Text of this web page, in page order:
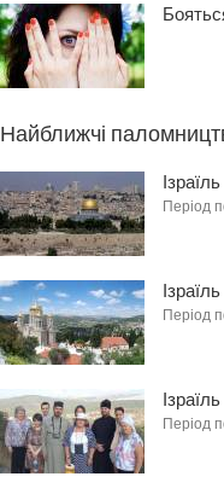
Найближчі
Період
Період
Період